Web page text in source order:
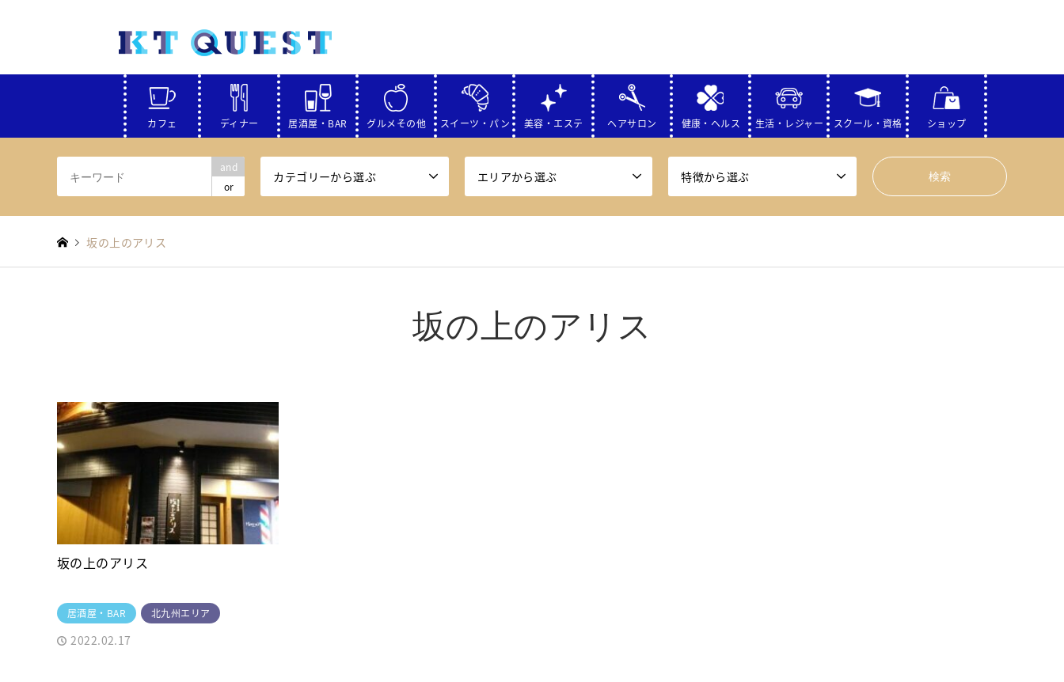
カフェ ディナー 居酒屋・BAR グルメその他 スイーツ・パン 美容・エステ ヘアサロン 健康・ヘルス 生活・レジャー スクール・資格 ショップ
and
or
カテゴリーから選ぶ エリアから選ぶ 特徴から選ぶ
坂の上のアリス
坂の上のアリス
坂の上のアリス
居酒屋・BAR 北九州エリア
2022.02.17